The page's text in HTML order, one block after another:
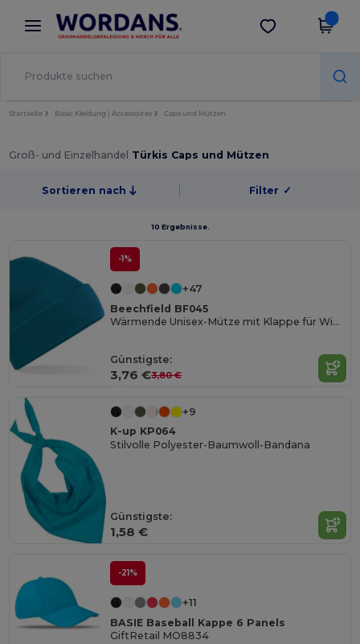
× Wordans App
Bessere Preise in der App!
App holen
Startseite Basic Kleidung | Accessoires Caps und Mützen
Groß- und Einzelhandel Türkis Caps und Mützen
Sortieren nach Filter ✓
10 Ergebnisse.
-1%
+47
Beechfield BF045
Wärmende Unisex-Mütze mit Klappe für Wintertage
Günstigste:
3,76 €3,80 €
+9
K-up KP064
Stilvolle Polyester-Baumwoll-Bandana
Günstigste:
1,58 €
-21%
+11
BASIE Baseball Kappe 6 Panels
GiftRetail MO8834